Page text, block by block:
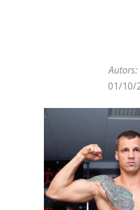
Autors:
01/10/